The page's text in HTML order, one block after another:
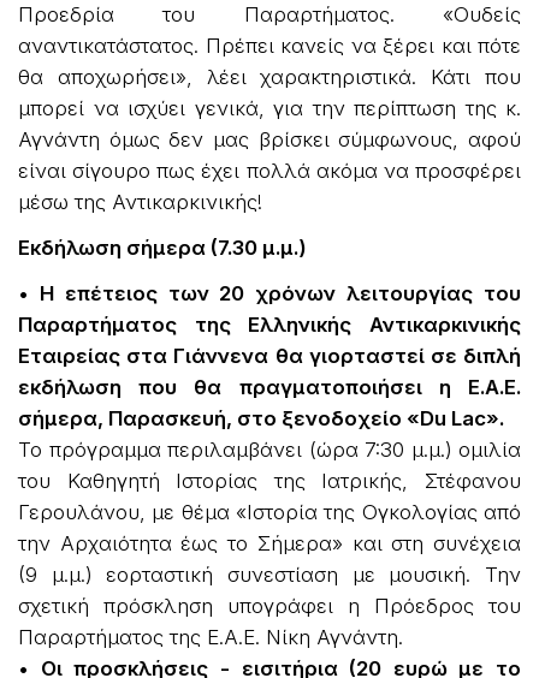
Προεδρία του Παραρτήματος. «Ουδείς
αναντικατάστατος. Πρέπει κανείς να ξέρει και πότε
θα αποχωρήσει», λέει χαρακτηριστικά. Κάτι που
μπορεί να ισχύει γενικά, για την περίπτωση της κ.
Αγνάντη όμως δεν μας βρίσκει σύμφωνους, αφού
είναι σίγουρο πως έχει πολλά ακόμα να προσφέρει
μέσω της Αντικαρκινικής!
Εκδήλωση σήμερα (7.30 μ.μ.)
• Η επέτειος των 20 χρόνων λειτουργίας του
Παραρτήματος της Ελληνικής Αντικαρκινικής
Εταιρείας στα Γιάννενα θα γιορταστεί σε διπλή
εκδήλωση που θα πραγματοποιήσει η Ε.Α.Ε.
σήμερα, Παρασκευή, στο ξενοδοχείο «Du Lac».
Το πρόγραμμα περιλαμβάνει (ώρα 7:30 μ.μ.) ομιλία
του Καθηγητή Ιστορίας της Ιατρικής, Στέφανου
Γερουλάνου, με θέμα «Ιστορία της Ογκολογίας από
την Αρχαιότητα έως το Σήμερα» και στη συνέχεια
(9 μ.μ.) εορταστική συνεστίαση με μουσική. Την
σχετική πρόσκληση υπογράφει η Πρόεδρος του
Παραρτήματος της Ε.Α.Ε. Νίκη Αγνάντη.
• Οι προσκλήσεις - εισιτήρια (20 ευρώ με το